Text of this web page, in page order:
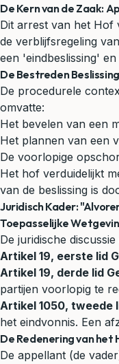
De Kern van de Zaak:
Dit arrest van het Hof
de verblijfsregeling
een 'eindbeslissing'
De Bestreden
De procedurele
omvatte:
Het bevelen van een
Het plannen van een
De voorlopige
Het hof verduidelijkt
van de beslissing is
Juridisch Kader:
Toepasselijke
De juridische
Artikel 19, eerste lid
Artikel 19, derde lid
partijen voorlopig te
Artikel 1050, tweede
het eindvonnis. Een
De Redenering van het
De appellant (de